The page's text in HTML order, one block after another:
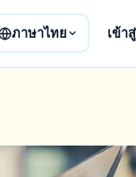
ภาษาไทย เข้า